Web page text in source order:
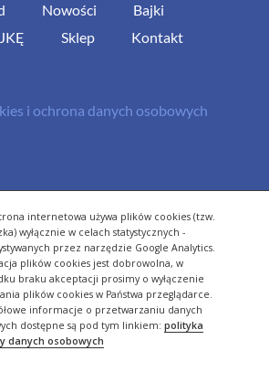
internetowa używa plików cookies (tzw.
wyłącznie w celach statystycznych -
przez narzędzie Google Analytics.
plików cookies jest dobrowolna, w
braku akceptacji prosimy o wyłączenie
plików cookies w Państwa przeglądarce.
informacje o przetwarzaniu danych
dostępne są pod tym linkiem: polityka
danych osobowych
Nowości
Bajki
Sklep Kontakt
i ochrona danych osobowych
- tworzenie stron www